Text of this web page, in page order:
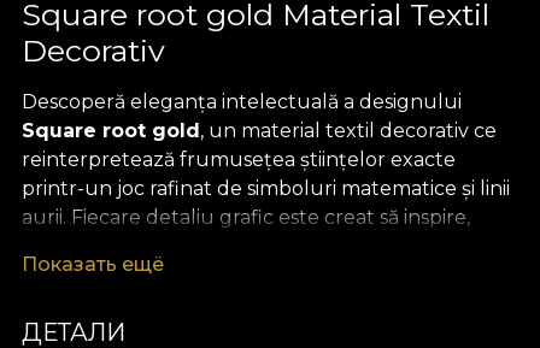
Square root gold Material Textil
Decorativ
Descoperă eleganța intelectuală a designului
Square root gold, un material textil decorativ ce
reinterpretează frumusețea științelor exacte
printr-un joc rafinat de simboluri matematice și linii
aurii. Fiecare detaliu grafic este creat să inspire,
creativității și rafinamentului. Modelul geometric,
ce întrepătrunde arta și știința, creând un decor
Показать ещё
ДЕТАЛИ